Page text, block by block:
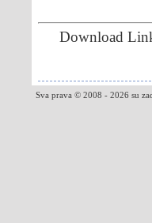
Download
Sva prava © 2008 - 2026 su